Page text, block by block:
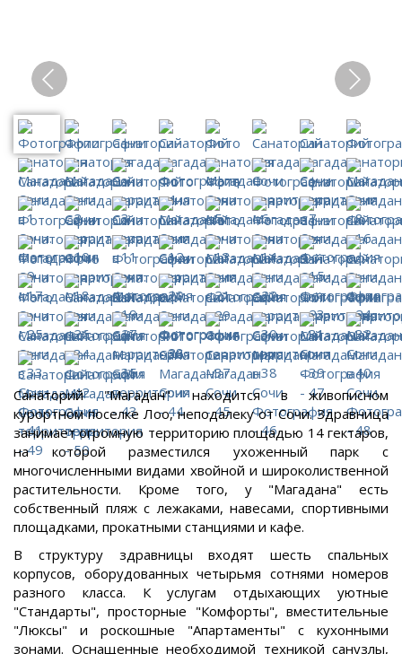
Санаторий "Магадан" находится в живописном
курортном поселке Лоо, неподалеку от Сочи. Здравница
занимает огромную территорию площадью 14 гектаров,
на которой разместился ухоженный парк с
многочисленными видами хвойной и широколиственной
растительности. Кроме того, у "Магадана" есть
собственный пляж с лежаками, навесами, спортивными
площадками, прокатными станциями и кафе.
В структуру здравницы входят шесть спальных
корпусов, оборудованных четырьмя сотнями номеров
разного класса. К услугам отдыхающих уютные
"Стандарты", просторные "Комфорты", вместительные
"Люксы" и роскошные "Апартаменты" с кухонными
зонами. Оснащенные необходимой техникой санузлы,